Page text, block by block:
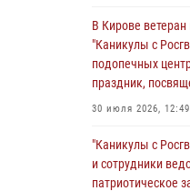
В Кирове офицер
победителем
01 августа 2026,
армии Виктор
специалистов
В Кирове
"Каникулы с
подопечных
праздник,
30 июля 2026, 12:49
"Каникулы с
и сотрудники
патриотическое